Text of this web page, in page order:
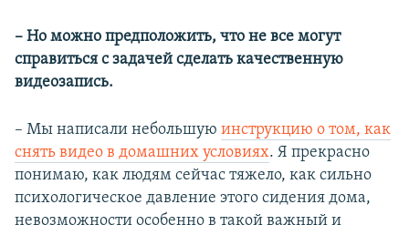
– Но можно предположить, что не все могут
справиться с задачей сделать качественную
видеозапись.
– Мы написали небольшую инструкцию о том, как
снять видео в домашних условиях. Я прекрасно
понимаю, как людям сейчас тяжело, как сильно
психологическое давление этого сидения дома,
невозможности особенно в такой важный и